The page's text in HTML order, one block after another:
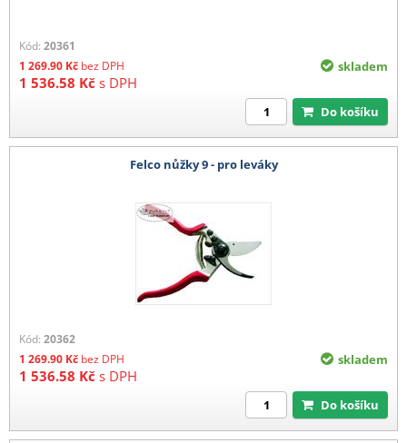
Kód: 20361
1 269.90 Kč bez DPH
1 536.58 Kč s DPH
skladem
Do košíku
Felco nůžky 9 - pro leváky
Kód: 20362
1 269.90 Kč bez DPH
1 536.58 Kč s DPH
skladem
Do košíku